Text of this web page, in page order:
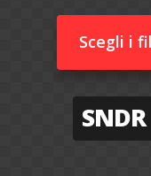
Scegli i
SNDR